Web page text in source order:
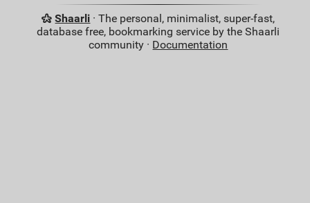
Shaarli · The personal, minimalist, super-fast,
database free, bookmarking service by the Shaarli
community · Documentation